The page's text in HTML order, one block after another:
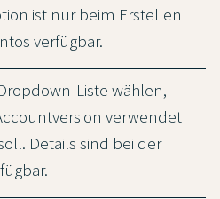
ist nur beim Erstellen
verfügbar.
Liste wählen,
verwendet
Details sind bei der